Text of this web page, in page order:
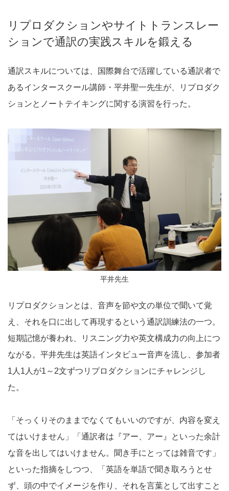
リプロダクションやサイトトランスレー
ションで通訳の実践スキルを鍛える
通訳スキルについては、国際舞台で活躍している通訳者で
あるインタースクール講師・平井聖一先生が、リプロダク
ションとノートテイキングに関する演習を行った。
平井先生
リプロダクションとは、音声を節や文の単位で聞いて覚
え、それを口に出して再現するという通訳訓練法の一つ。
短期記憶が養われ、リスニング力や英文構成力の向上につ
ながる。平井先生は英語インタビュー音声を流し、参加者
1人1人が1～2文ずつリプロダクションにチャレンジし
た。
「そっくりそのままでなくてもいいのですが、内容を変え
てはいけません」「通訳者は『アー、アー』といった余計
な音を出してはいけません。聞き手にとっては雑音です」
といった指摘をしつつ、「英語を単語で聞き取ろうとせ
ず、頭の中でイメージを作り、それを言葉として出すこと